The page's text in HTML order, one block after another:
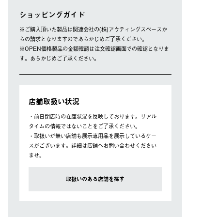
ショッピングガイド
※ご購⼊頂いた製品は関連会社の(株)アウティングスペースか
らの請求となりますのであらかじめご了承ください。
※OPEN価格製品の⾦額確認は注⽂確認画⾯での確認となりま
す。あらかじめご了承ください。
店舗取扱い状況
・前日閉店時の在庫状況を反映しております。リアル
タイムの情報ではないことをご了承ください。
・取扱いが無い店舗も展示専用品を展示しているケー
スがございます。詳細は店舗へお問い合わせください
ませ。
取扱いのある店舗を探す